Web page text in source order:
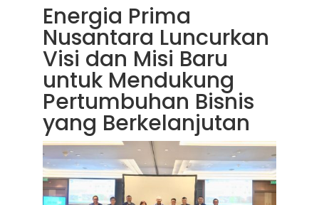
Energia Prima
Nusantara Luncurkan
Visi dan Misi Baru
untuk Mendukung
Pertumbuhan Bisnis
yang Berkelanjutan